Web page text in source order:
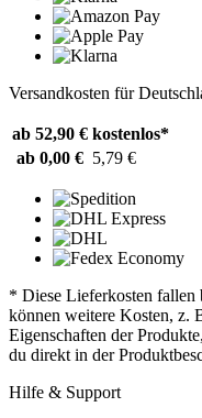
Versandkosten für
ab 52,90 € kostenlos*
ab 0,00 € 5,79 €
* Diese Lieferkosten fallen
können weitere Kosten, z.
Eigenschaften der
du direkt in der
Hilfe & Support